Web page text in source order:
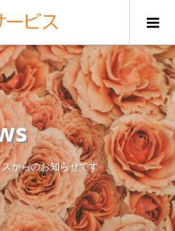
からのお知らせです